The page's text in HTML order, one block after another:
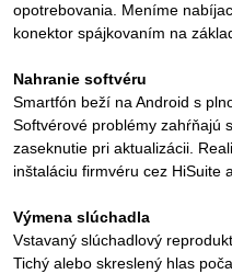
opotrebovania. Meníme
konektor spájkovaním na
Nahranie softvéru
Smartfón beží na Android s
Softvérové problémy zahŕňajú
zaseknutie pri aktualizácii.
inštaláciu firmvéru cez HiSuite
Výmena slúchadla
Vstavaný slúchadlový
Tichý alebo skreslený hlas